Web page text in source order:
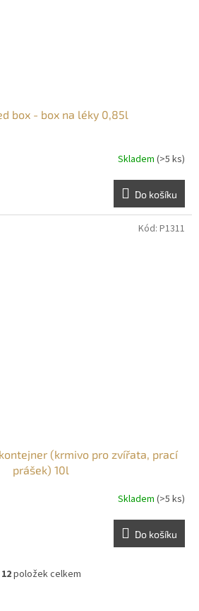
box - box na léky 0,85l
Skladem (>5 ks)
Do košíku
(krmivo pro zvířata, prací
prášek) 10l
Skladem (>5 ks)
Do košíku
Kód: P1311
O
12položek celkem